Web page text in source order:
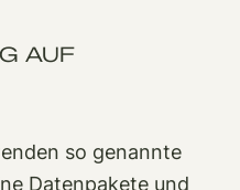
AUF
so genannte
Datenpakete und